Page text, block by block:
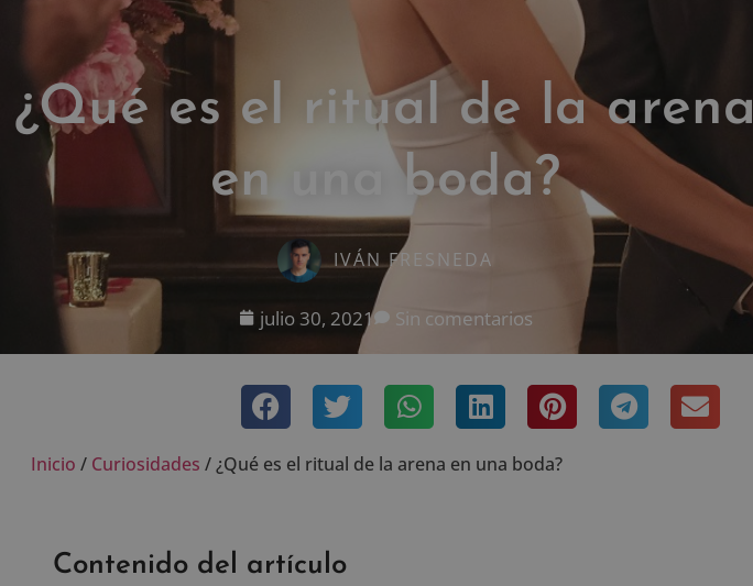
¿Qué es el ritual de la arena
en una boda?
IVÁN FRESNEDA
julio 30, 2021 Sin comentarios
Inicio / Curiosidades /¿Qué es el ritual de la arena en una boda?
Contenido del artículo